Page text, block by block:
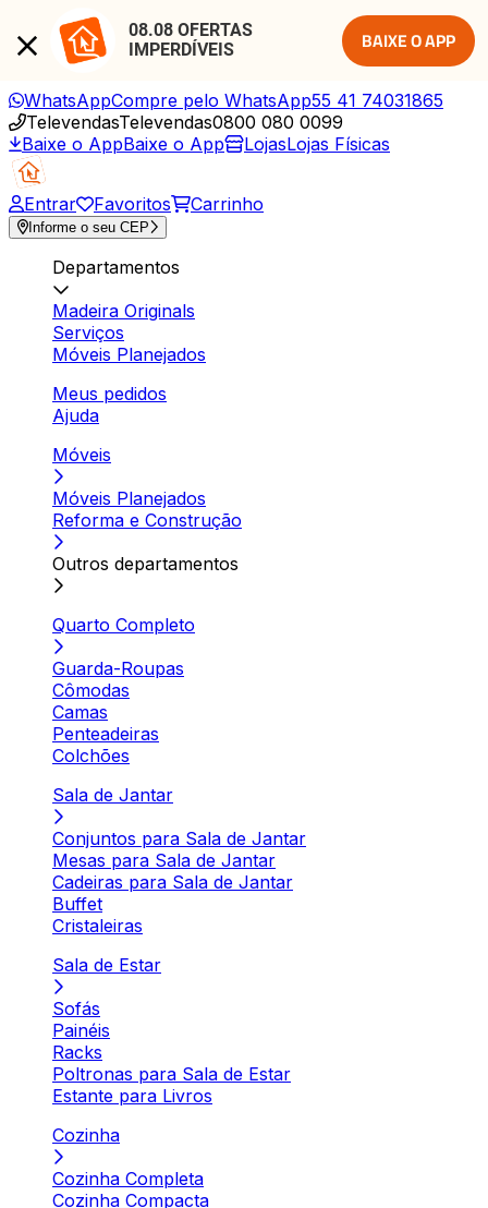
08.08 OFERTAS
IMPERDÍVEIS
BAIXE O APP
WhatsAppCompre pelo WhatsApp55 41 74031865
TelevendasTelevendas0800 080 0099
Baixe o AppBaixe o App LojasLojas Físicas
Entrar Favoritos Carrinho
Informe o seu CEP
Departamentos
Madeira Originals
Serviços
Móveis Planejados
Meus pedidos
Ajuda
Móveis
Móveis Planejados
Reforma e Construção
Outros departamentos
Quarto Completo
Guarda-Roupas
Cômodas
Camas
Penteadeiras
Colchões
Sala de Jantar
Conjuntos para Sala de Jantar
Mesas para Sala de Jantar
Cadeiras para Sala de Jantar
Buffet
Cristaleiras
Sala de Estar
Sofás
Painéis
Racks
Poltronas para Sala de Estar
Estante para Livros
Cozinha
Cozinha Completa
Cozinha Compacta